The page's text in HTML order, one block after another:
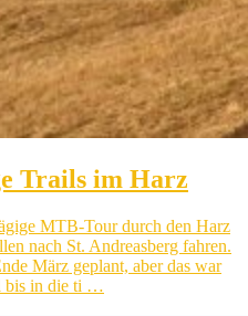
Trails im Harz
MTB-Tour durch den Harz
nach St. Andreasberg fahren.
März geplant, aber das war
bis in die ti …